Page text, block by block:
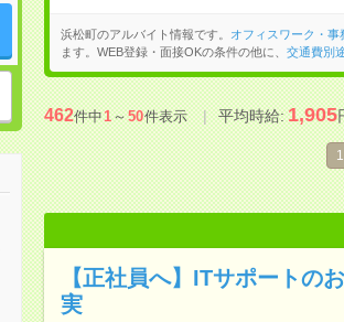
浜松町のアルバイト情報です。 オフィスワーク・事
ます。WEB登録・面接OKの条件の他に、 交通費別
462件中1～50件表示 平均時給:1,905
1
【正社員へ】ITサポートの
実